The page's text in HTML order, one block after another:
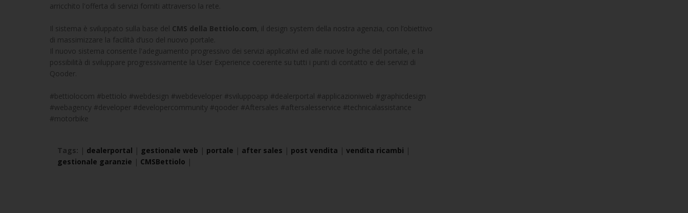
arricchito l'offerta di servizi forniti attraverso la rete.
Il sistema è sviluppato sulla base del CMS della Bettiolo.com, il design system della nostra agenzia, con l’obiettivo
di massimizzare la facilità d’uso del nuovo portale.
Il nuovo sistema consente l'adeguamento progressivo dei servizi applicativi ed alle nuove logiche del portale, e la
possibilità di sviluppare progressivamente la User Experience coerente su tutti i punti di contatto e dei servizi di
Qooder.
#bettiolocom #bettiolo #webdesign #webdeveloper #sviluppoapp #dealerportal #applicazioniweb #graphicdesign
#webagency #developer #developercommunity #qooder #Aftersales #aftersalesservice #technicalassistance
#motorbike
Tags: | dealerportal | gestionale web | portale | after sales | post vendita | vendita ricambi |
gestionale garanzie | CMSBettiolo |